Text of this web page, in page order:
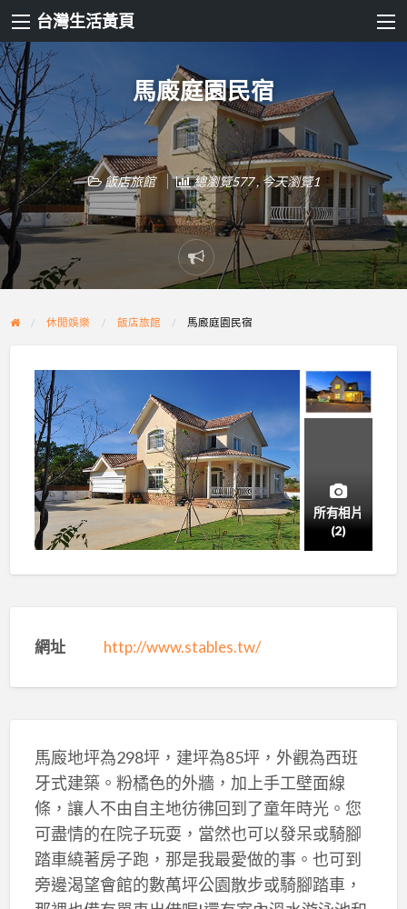
台灣生活黃頁
馬廄庭園民宿
飯店旅館 總瀏覽577 , 今天瀏覽1
Report
problem
休閒娛樂 飯店旅館 馬廄庭園民宿
所有相片
(2)
網址 http://www.stables.tw/
馬廄地坪為298坪，建坪為85坪，外觀為西班
牙式建築。粉橘色的外牆，加上手工壁面線
條，讓人不由自主地彷彿回到了童年時光。您
可盡情的在院子玩耍，當然也可以發呆或騎腳
踏車繞著房子跑，那是我最愛做的事。也可到
旁邊渴望會館的數萬坪公園散步或騎腳踏車，